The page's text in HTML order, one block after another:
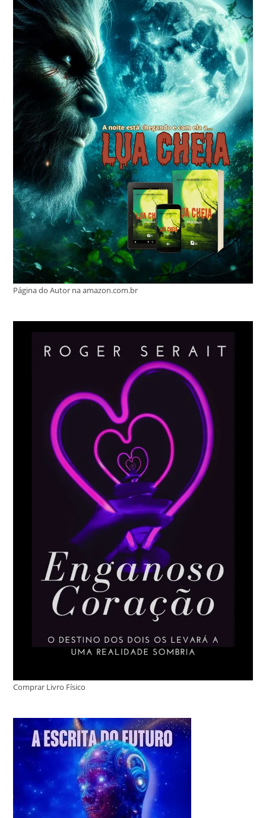
Página do Autor na amazon.com.br
Comprar Livro Físico